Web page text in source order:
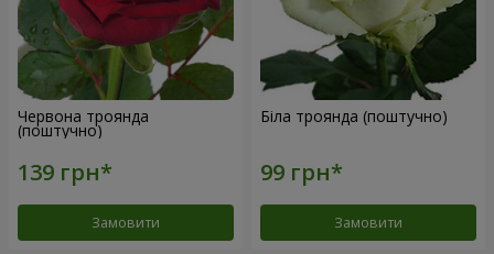
Червона троянда
(поштучно)
Замовити
Біла троянда (поштучно)
Замовити